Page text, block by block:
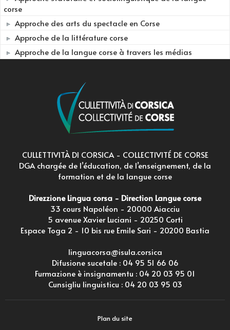
corse
Approche des arts du spectacle en Corse
Approche de la littérature corse
Approche de la langue corse à travers les médias
CULLETTIVITÀ DI CORSICA - COLLECTIVITÉ DE CORSE
DGA chargée de l’éducation, de l’enseignement, de la
formation et de la langue corse
Direzzione Lingua corsa - Direction Langue corse
33 cours Napoléon - 20000 Aiacciu
5 avenue Xavier Luciani - 20250 Corti
Espace Toga 2 - 10 bis rue Emile Sari - 20200 Bastia
linguacorsa@isula.corsica
Difusione sucetale : 04 95 51 66 06
Furmazione è insignamentu : 04 20 03 95 01
Cunsigliu linguisticu : 04 20 03 95 03
Plan du site